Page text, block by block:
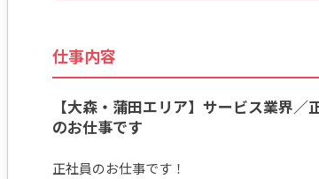
仕事内容
【大森・蒲田エリア】サービス業界
のお仕事です
正社員のお仕事です！